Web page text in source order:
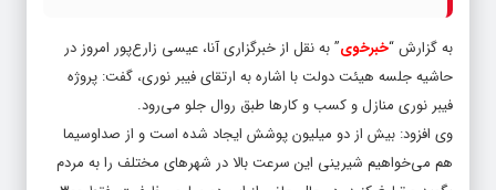
به گزارش “خبرخوی” به نقل از خبرگزاری آنا، عیسی زارع‌پور امروز در
حاشیه جلسه هیئت دولت با اشاره به ارتقای فیبر نوری، گفت: پروژه
فیبر نوری منازل و کسب و کارها طبق روال جلو می‌رود.
وی افزود: بیش از دو میلیون پوشش ایجاد شده است و از صداوسیما
هم می‌خواهیم شیرینی این سرعت بالا در شهرهای مختلف را به مردم